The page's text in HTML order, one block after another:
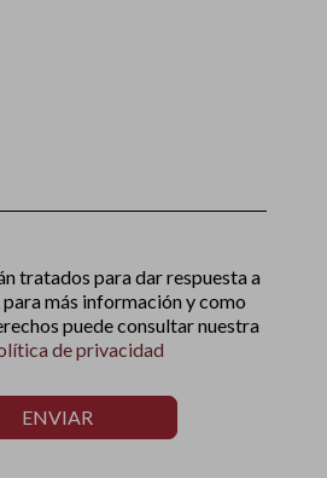
tratados para dar respuesta a
más información y como
puede consultar nuestra
de privacidad
ENVIAR